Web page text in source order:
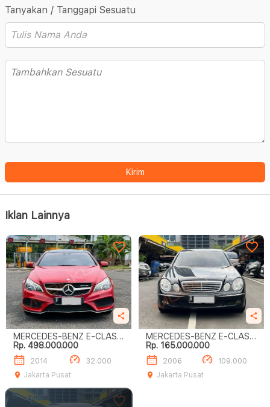
Tanyakan / Tanggapi Sesuatu
Kirim
Iklan Lainnya
MERCEDES-BENZ E-CLASS
E280
Rp. 498.000.000
2014
32.000
Jakarta Pusat
MERCEDES-BENZ E-CLASS
E280
Rp. 165.000.000
2006
109.000
Jakarta Pusat